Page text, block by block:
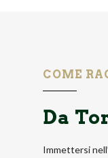
COME
Da
Immettersi